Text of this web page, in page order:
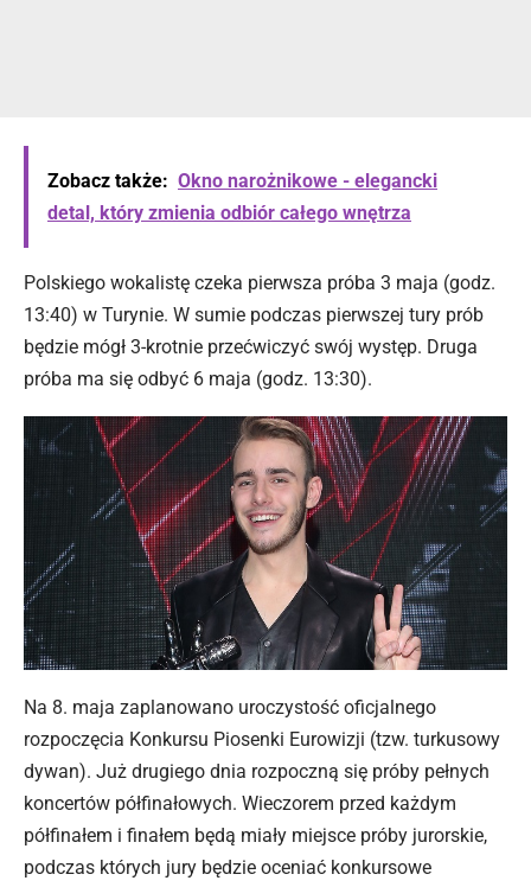
Zobacz także: Okno narożnikowe - elegancki
detal, który zmienia odbiór całego wnętrza
Polskiego wokalistę czeka pierwsza próba 3 maja (godz.
13:40) w Turynie. W sumie podczas pierwszej tury prób
będzie mógł 3-krotnie przećwiczyć swój występ. Druga
próba ma się odbyć 6 maja (godz. 13:30).
Na 8. maja zaplanowano uroczystość oficjalnego
rozpoczęcia Konkursu Piosenki Eurowizji (tzw. turkusowy
dywan). Już drugiego dnia rozpoczną się próby pełnych
koncertów półfinałowych. Wieczorem przed każdym
półfinałem i finałem będą miały miejsce próby jurorskie,
podczas których jury będzie oceniać konkursowe